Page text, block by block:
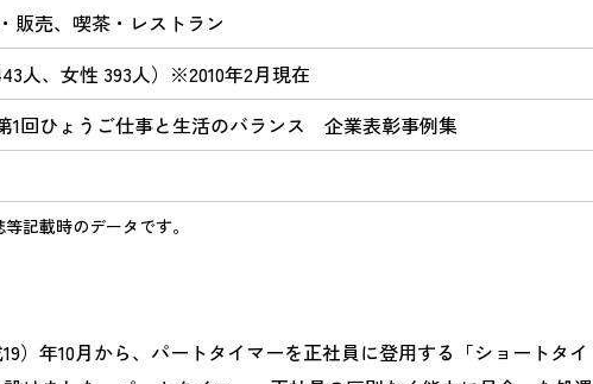
販売、喫茶・レストラン
人、女性 393人）※2010年2月現在
1回ひょうご仕事と生活のバランス 企業表彰事例集
記載時のデータです。
）年10月から、パートタイマーを正社員に登用する「ショートタイ